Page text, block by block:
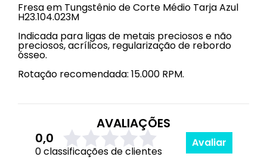
Fresa em Tungstênio de Corte Médio Tarja Azul
H23.104.023M
Indicada para ligas de metais preciosos e não
preciosos, acrílicos, regularização de rebordo
ósseo.
Rotação recomendada: 15.000 RPM.
AVALIAÇÕES
0,0
0 classificações de clientes
Avaliar